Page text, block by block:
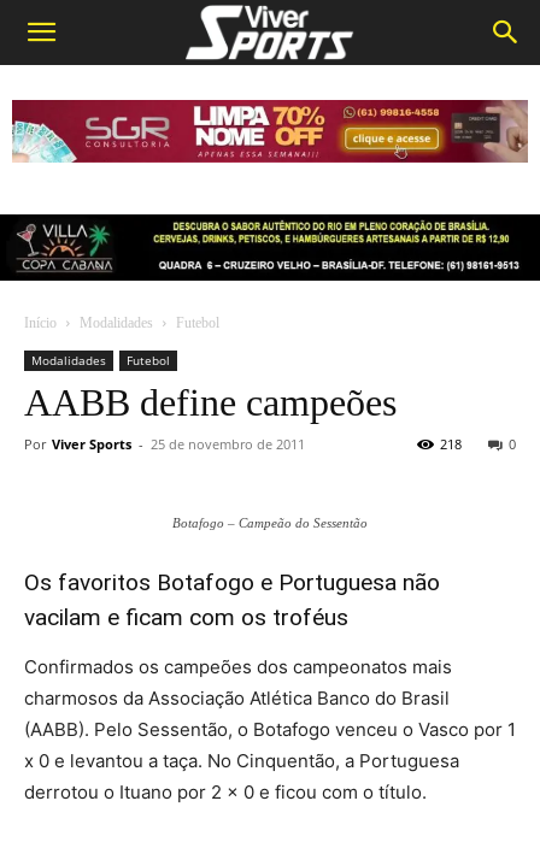
Início Modalidades Futebol
Modalidades Futebol
AABB define campeões
Por Viver Sports - 25 de novembro de 2011 0
218
Botafogo – Campeão do Sessentão
Os favoritos Botafogo e Portuguesa não
vacilam e ficam com os troféus
Confirmados os campeões dos campeonatos mais
charmosos da Associação Atlética Banco do Brasil
(AABB). Pelo Sessentão, o Botafogo venceu o Vasco por 1
x 0 e levantou a taça. No Cinquentão, a Portuguesa
derrotou o Ituano por 2 x 0 e ficou com o título.